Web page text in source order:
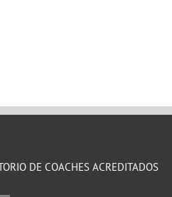
DE COACHES ACREDITADOS